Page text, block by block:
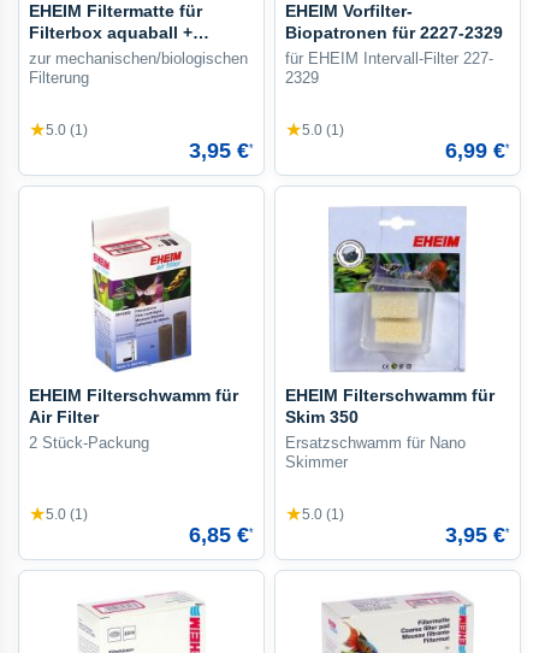
EHEIM Filtermatte für
Filterbox aquaball +
biopower
zur mechanischen/biologischen
Filterung
★5.0 (1)
3,95 €*
EHEIM Vorfilter-
Biopatronen für 2227-2329
für EHEIM Intervall-Filter 227-
2329
★5.0 (1)
6,99 €*
EHEIM Filterschwamm für
Air Filter
2 Stück-Packung
★5.0 (1)
6,85 €*
EHEIM Filterschwamm für
Skim 350
Ersatzschwamm für Nano
Skimmer
★5.0 (1)
3,95 €*